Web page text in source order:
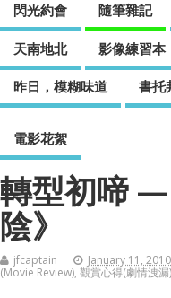
閃光約會 隨筆雜記
天南地北 影像練習本
昨日，模糊味道 書托
電影花絮
轉型初啼
陰》
jfcaptain January 11, 2010
(Movie Review), 觀賞心得(劇情洩漏)